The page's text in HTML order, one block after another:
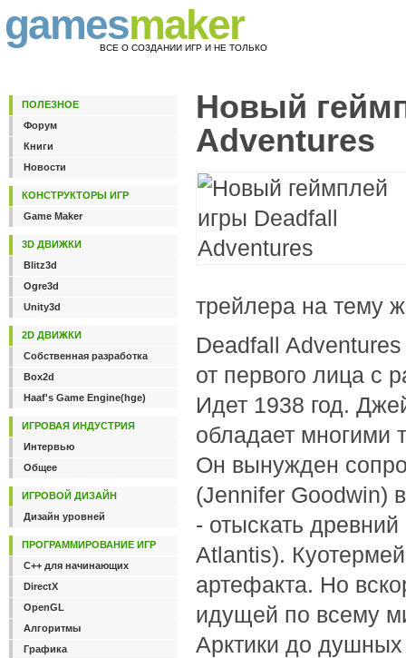
gamesmaker
ВСЕ О СОЗДАНИИ ИГР И НЕ ТОЛЬКО
Новый
Adventures
трейлера на тему
Deadfall
от первого лица с
Идет 1938 год.
обладает многими
Он вынужден
(Jennifer Goodwin)
- отыскать
Atlantis).
артефакта. Но
идущей по всему
Арктики до
ПОЛЕЗНОЕ
Форум
Книги
Новости
КОНСТРУКТОРЫ ИГР
Game Maker
3D ДВИЖКИ
Blitz3d
Ogre3d
Unity3d
2D ДВИЖКИ
Собственная разработка
Box2d
Haaf's Game Engine(hge)
ИГРОВАЯ ИНДУСТРИЯ
Интервью
Общее
ИГРОВОЙ ДИЗАЙН
Дизайн уровней
ПРОГРАММИРОВАНИЕ ИГР
C++ для начинающих
DirectX
OpenGL
Алгоритмы
Графика